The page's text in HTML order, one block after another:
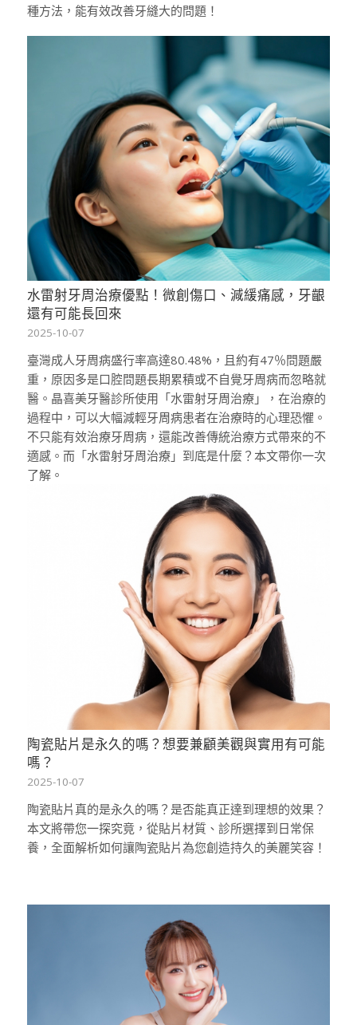
種方法，能有效改善牙縫大的問題！
水雷射牙周治療優點！微創傷口、減緩痛感，牙齦
還有可能長回來
2025-10-07
臺灣成人牙周病盛行率高達80.48%，且約有47％問題嚴
重，原因多是口腔問題長期累積或不自覺牙周病而忽略就
醫。晶喜美牙醫診所使用「水雷射牙周治療」，在治療的
過程中，可以大幅減輕牙周病患者在治療時的心理恐懼。
不只能有效治療牙周病，還能改善傳統治療方式帶來的不
適感。而「水雷射牙周治療」到底是什麼？本文帶你一次
了解。
陶瓷貼片是永久的嗎？想要兼顧美觀與實用有可能
嗎？
2025-10-07
陶瓷貼片真的是永久的嗎？是否能真正達到理想的效果？
本文將帶您一探究竟，從貼片材質、診所選擇到日常保
養，全面解析如何讓陶瓷貼片為您創造持久的美麗笑容！